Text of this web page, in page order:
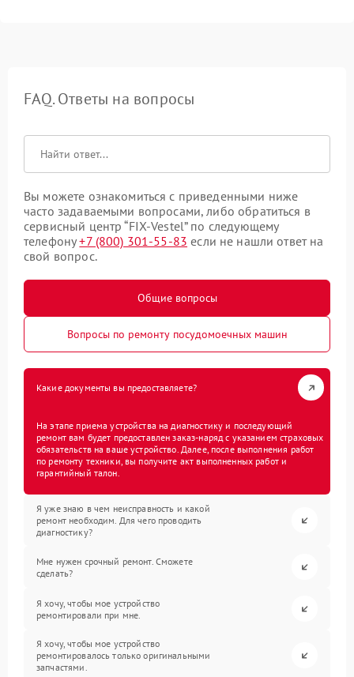
FAQ. Ответы на вопросы
Вы можете ознакомиться с приведенными ниже
часто задаваемыми вопросами, либо обратиться в
сервисный центр “FIX-Vestel” по следующему
телефону+7 (800) 301-55-83 если не нашли ответ на
свой вопрос.
Общие вопросы
Вопросы по ремонту посудомоечных машин
Какие документы вы предоставляете?
На этапе приема устройства на диагностику и последующий
ремонт вам будет предоставлен заказ-наряд с указанием страховых
обязательств на ваше устройство. Далее, после выполнения работ
по ремонту техники, вы получите акт выполненных работ и
гарантийный талон.
Я уже знаю в чем неисправность и какой
ремонт необходим. Для чего проводить
диагностику?
Мне нужен срочный ремонт. Сможете
сделать?
Я хочу, чтобы мое устройство
ремонтировали при мне.
Я хочу, чтобы мое устройство
ремонтировалось только оригинальными
запчастями.